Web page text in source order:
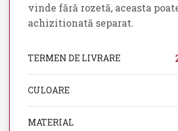
vinde fără rozetă, aceasta
achizitionată separat.
TERMEN DE LIVRARE
CULOARE
MATERIAL